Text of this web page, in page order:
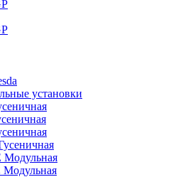
установки
Модульная
Модульная